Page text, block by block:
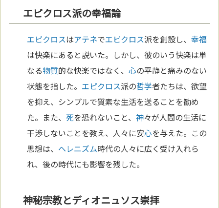
エピクロス派の幸福論
エピクロスはアテネでエピクロス派を創設し、幸福
は快楽にあると説いた。しかし、彼のいう快楽は単
なる物質的な快楽ではなく、心の平静と痛みのない
状態を指した。 エピクロス派の哲学者たちは、欲望
を抑え、シンプルで質素な生活を送ることを勧め
た。また、死を恐れないこと、神々が人間の生活に
干渉しないことを教え、人々に安心を与えた。この
思想は、 ヘレニズム時代の人々に広く受け入れら
れ、後の時代にも影響を残した。
神秘宗教とディオニュソス崇拝